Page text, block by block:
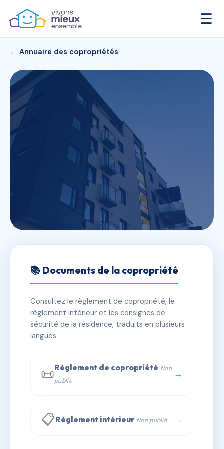
☰
← Annuaire des copropriétés
6 AVENUE VICTOR HUGO
✓ Immatriculée 🏠 10 lots 🏗 1 bâtiment(s)
📞 Contacter Syndic Digital
📚 Documents de la copropriété
Consultez le règlement de copropriété, le
règlement intérieur et les consignes de
sécurité de la résidence, traduits en plusieurs
langues.
📜Règlement de copropriété Non
publié
→
📋Règlement intérieur Non publié →